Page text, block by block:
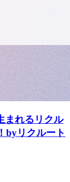
れるリクル
リクルート